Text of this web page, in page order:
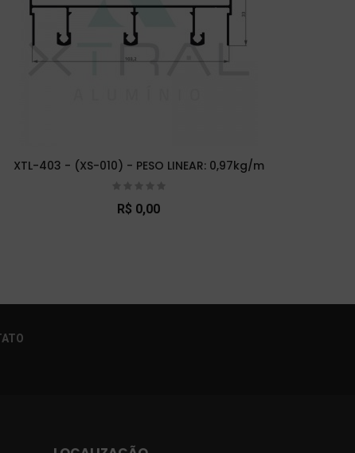
XTL-403 - (XS-010) - PESO LINEAR: 0,97kg/m
R$ 0,00